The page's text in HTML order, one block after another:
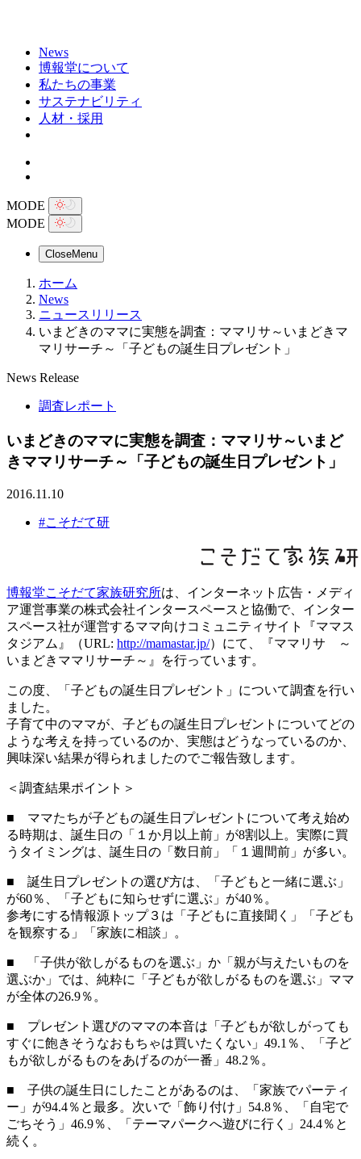
News
博報堂について
私たちの事業
サステナビリティ
人材・採用
MODE
MODE
CloseMenu
ホーム
News
ニュースリリース
いまどきのママに実態を調査：ママリサ～いまどきマ
マリサーチ～「子どもの誕生日プレゼント」
News Release
調査レポート
いまどきのママに実態を調査：ママリサ～いまど
きママリサーチ～「子どもの誕生日プレゼント」
2016.11.10
#こそだて研
博報堂こそだて家族研究所は、インターネット広告・メディ
ア運営事業の株式会社インタースペースと協働で、インター
スペース社が運営するママ向けコミュニティサイト『ママス
タジアム』（URL: http://mamastar.jp/）にて、『ママリサ ～
いまどきママリサーチ～』を行っています。
この度、「子どもの誕生日プレゼント」について調査を行い
ました。
子育て中のママが、子どもの誕生日プレゼントについてどの
ような考えを持っているのか、実態はどうなっているのか、
興味深い結果が得られましたのでご報告致します。
＜調査結果ポイント＞
■ ママたちが子どもの誕生日プレゼントについて考え始め
る時期は、誕生日の「１か月以上前」が8割以上。実際に買
うタイミングは、誕生日の「数日前」「１週間前」が多い。
■ 誕生日プレゼントの選び方は、「子どもと一緒に選ぶ」
が60％、「子どもに知らせずに選ぶ」が40％。
参考にする情報源トップ３は「子どもに直接聞く」「子ども
を観察する」「家族に相談」。
■ 「子供が欲しがるものを選ぶ」か「親が与えたいものを
選ぶか」では、純粋に「子どもが欲しがるものを選ぶ」ママ
が全体の26.9％。
■ プレゼント選びのママの本音は「子どもが欲しがっても
すぐに飽きそうなおもちゃは買いたくない」49.1％、「子ど
もが欲しがるものをあげるのが一番」48.2％。
■ 子供の誕生日にしたことがあるのは、「家族でパーティ
ー」が94.4％と最多。次いで「飾り付け」54.8％、「自宅で
ごちそう」46.9％、「テーマパークへ遊びに行く」24.4％と
続く。